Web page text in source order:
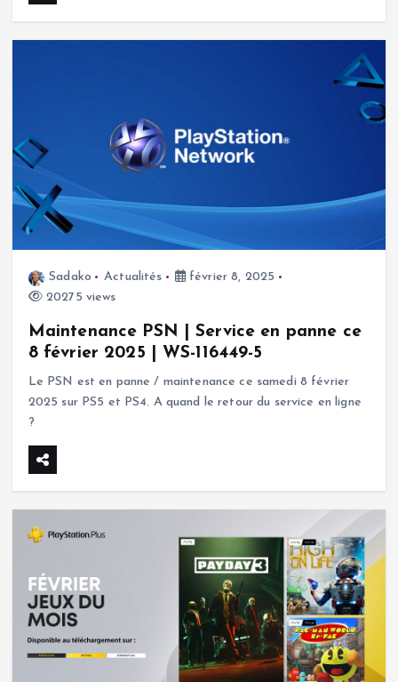
Sadako Actualités
février 8, 2025
20275 views
Maintenance PSN | Service en panne ce
8 février 2025 | WS-116449-5
Le PSN est en panne / maintenance ce samedi 8 février
2025 sur PS5 et PS4. A quand le retour du service en ligne
?